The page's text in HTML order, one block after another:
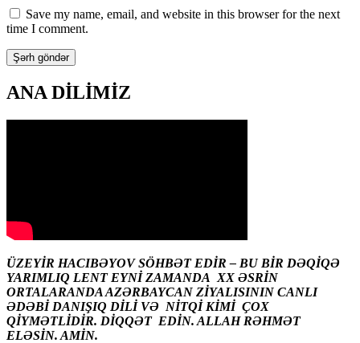
Save my name, email, and website in this browser for the next
time I comment.
ANA DİLİMİZ
ÜZEYİR HACIBƏYOV SÖHBƏT EDİR – BU BİR DƏQİQƏ
YARIMLIQ LENT EYNİ ZAMANDA XX ƏSRİN
ORTALARANDA AZƏRBAYCAN ZİYALISININ CANLI
ƏDƏBİ DANIŞIQ DİLİ VƏ NİTQİ KİMİ ÇOX
QİYMƏTLİDİR. DİQQƏT EDİN. ALLAH RƏHMƏT
ELƏSİN. AMİN.